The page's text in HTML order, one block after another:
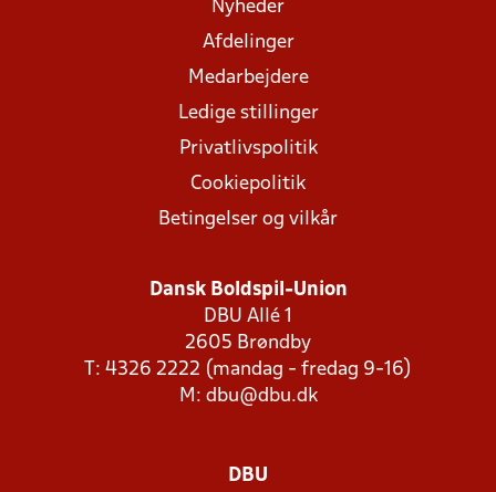
Nyheder
Afdelinger
Medarbejdere
Ledige stillinger
Privatlivspolitik
Cookiepolitik
Betingelser og vilkår
Dansk Boldspil-Union
DBU Allé 1
2605 Brøndby
T: 4326 2222 (mandag - fredag 9-16)
M: dbu@dbu.dk
DBU